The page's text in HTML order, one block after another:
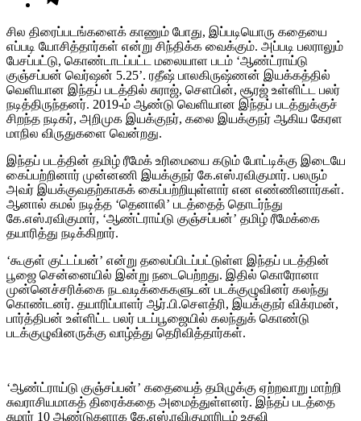
சில திரைப்படங்களைக் காணும் போது, இப்படியொரு கதையை
எப்படி யோசித்தார்கள் என்று சிந்திக்க வைக்கும். அப்படி பலராலும்
பேசப்பட்டு, கொண்டாடப்பட்ட மலையாள படம் ‘ஆண்ட்ராய்டு
குஞ்சப்பன் வெர்ஷன் 5.25’. ரதீஷ் பாலகிருஷ்ணன் இயக்கத்தில்
வெளியான இந்தப் படத்தில் சுராஜ், செளபின், சூரஜ் உள்ளிட்ட பலர்
நடித்திருந்தனர். 2019-ம் ஆண்டு வெளியான இந்தப் படத்துக்குச்
சிறந்த நடிகர், அறிமுக இயக்குநர், கலை இயக்குநர் ஆகிய கேரள
மாநில விருதுகளை வென்றது.
இந்தப் படத்தின் தமிழ் ரீமேக் உரிமையை கடும் போட்டிக்கு இடையே
கைப்பற்றினார் முன்னணி இயக்குநர் கே.எஸ்.ரவிகுமார். பலரும்
அவர் இயக்குவதற்காகக் கைப்பற்றியுள்ளார் என எண்ணினார்கள்.
ஆனால் கமல் நடித்த ‘தெனாலி’ படத்தைத் தொடர்ந்து
கே.எஸ்.ரவிகுமார், ‘ஆண்ட்ராய்டு குஞ்சப்பன்’ தமிழ் ரீமேக்கை
தயாரித்து நடிக்கிறார்.
‘கூகுள் குட்டப்பன்’ என்று தலைப்பிடப்பட்டுள்ள இந்தப் படத்தின்
பூஜை சென்னையில் இன்று நடைபெற்றது. இதில் கொரோனா
முன்னெச்சரிக்கை நடவடிக்கைகளுடன் படக்குழுவினர் கலந்து
கொண்டனர். தயாரிப்பாளர் ஆர்.பி.செளத்ரி, இயக்குநர் விக்ரமன்,
பார்த்திபன் உள்ளிட்ட பலர் படப்பூஜையில் கலந்துக் கொண்டு
படக்குழுவினருக்கு வாழ்த்து தெரிவித்தார்கள்.
‘ஆண்ட்ராய்டு குஞ்சப்பன்’ கதையைத் தமிழுக்கு ஏற்றவாறு மாற்றி
சுவராசியமாகத் திரைக்கதை அமைத்துள்ளனர். இந்தப் படத்தை
சுமார் 10 ஆண்டுகளாக கே.எஸ்.ரவிகுமாரிடம் உதவி